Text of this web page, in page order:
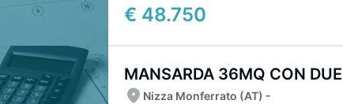
€ 48.750
MANSARDA 36MQ CON
Nizza Monferrato (AT) -